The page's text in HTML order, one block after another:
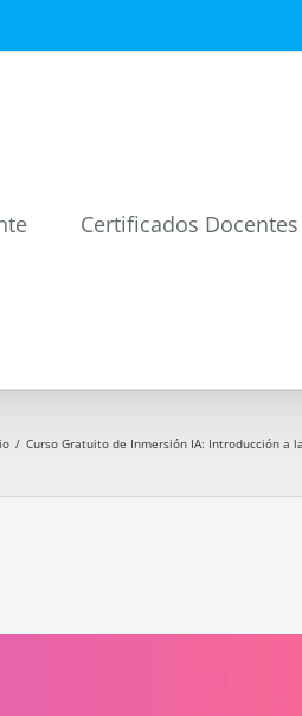
Certificados Docentes
/ Curso Gratuito de Inmersión IA: Introducción a